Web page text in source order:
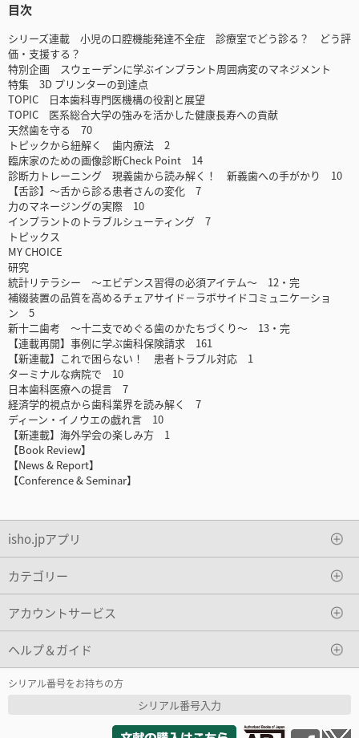
目次
シリーズ連載 小児の口腔機能発達不全症 診療室でどう診る？ どう評
価・支援する？
特別企画 スウェーデンに学ぶインプラント周囲病変のマネジメント
特集 3D プリンターの到達点
TOPIC 日本歯科専門医機構の役割と展望
TOPIC 医系総合大学の強みを活かした健康長寿への貢献
天然歯を守る 70
トピックから紐解く 歯内療法 2
臨床家のための画像診断Check Point 14
診断力トレーニング 現義歯から読み解く！ 新義歯への手がかり 10
【舌診】～舌から診る患者さんの変化 7
力のマネージングの実際 10
インプラントのトラブルシューティング 7
トピックス
MY CHOICE
研究
統計リテラシー ～エビデンス習得の必須アイテム～ 12・完
補綴装置の品質を高めるチェアサイド－ラボサイドコミュニケーショ
ン 5
新十二歯考 ～十二支でめぐる歯のかたちづくり～ 13・完
【連載再開】事例に学ぶ歯科保険請求 161
【新連載】これで困らない！ 患者トラブル対応 1
ターミナルな病院で 10
日本歯科医療への提言 7
経済学的視点から歯科業界を読み解く 7
ディーン・イノウエの戯れ言 10
【新連載】海外学会の楽しみ方 1
【Book Review】
【News & Report】
【Conference & Seminar】
isho.jpアプリ
カテゴリー
アカウントサービス
ヘルプ＆ガイド
シリアル番号をお持ちの方
シリアル番号入力